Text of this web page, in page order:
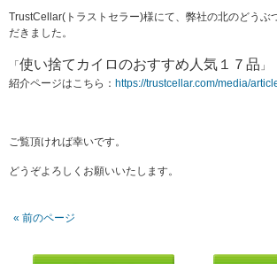
TrustCellar(トラストセラー)様にて、弊社の北のどうぶ
だきました。
「 使い捨てカイロのおすすめ人気１７品 」
紹介ページはこちら： https://trustcellar.com/media/
ご覧頂ければ幸いです。
どうぞよろしくお願いいたします。
« 前のページ